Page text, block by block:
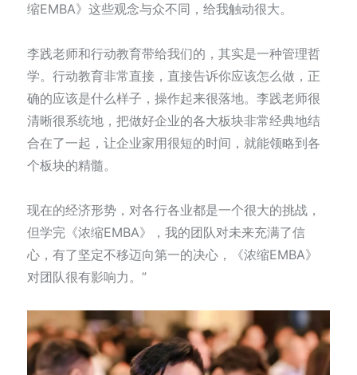
缩EMBA》这些观念与众不同，给我触动很大。
李践老师和行动教育带给我们的，其实是一种管理哲
学。行动教育非常直接，直接告诉你应该怎么做，正
确的应该是什么样子，操作起来很落地。李践老师很
清晰很系统地，把做好企业的各大板块非常经典地结
合在了一起，让企业家用很短的时间，就能领略到各
个板块的精髓。
现在的经济形势，对各行各业都是一个很大的挑战，
但学完《浓缩EMBA》，我的团队对未来充满了信
心，有了坚定不移迈向第一的决心，《浓缩EMBA》
对团队很有影响力。”